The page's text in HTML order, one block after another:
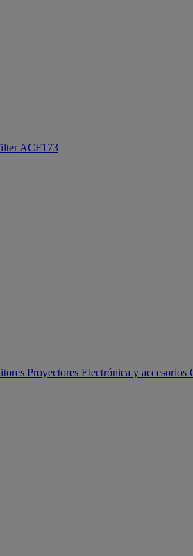
ACF173
Proyectores Electrónica y accesorios